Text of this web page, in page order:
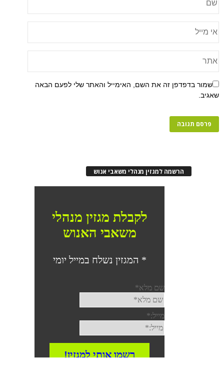
שמור בדפדפן זה את השם, האימייל והאתר שלי לפעם הבאה
שאגיב.
הרשמה למגזין מנהלי משאבי אנוש